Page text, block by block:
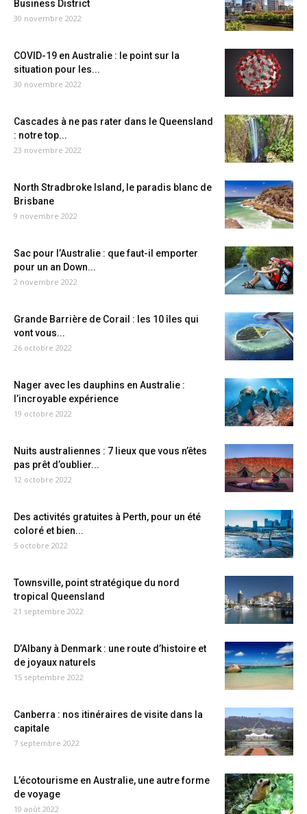
Business District
30 novembre 2022
COVID-19 en Australie : le point sur la
situation pour les...
30 novembre 2022
Cascades à ne pas rater dans le Queensland
: notre top...
23 novembre 2022
North Stradbroke Island, le paradis blanc de
Brisbane
9 novembre 2022
Sac pour l’Australie : que faut-il emporter
pour un an Down...
2 novembre 2022
Grande Barrière de Corail : les 10 îles qui
vont vous...
26 octobre 2022
Nager avec les dauphins en Australie :
l’incroyable expérience
19 octobre 2022
Nuits australiennes : 7 lieux que vous n’êtes
pas prêt d’oublier...
12 octobre 2022
Des activités gratuites à Perth, pour un été
coloré et bien...
5 octobre 2022
Townsville, point stratégique du nord
tropical Queensland
21 septembre 2022
D’Albany à Denmark : une route d’histoire et
de joyaux naturels
15 septembre 2022
Canberra : nos itinéraires de visite dans la
capitale
7 septembre 2022
L’écotourisme en Australie, une autre forme
de voyage
10 août 2022